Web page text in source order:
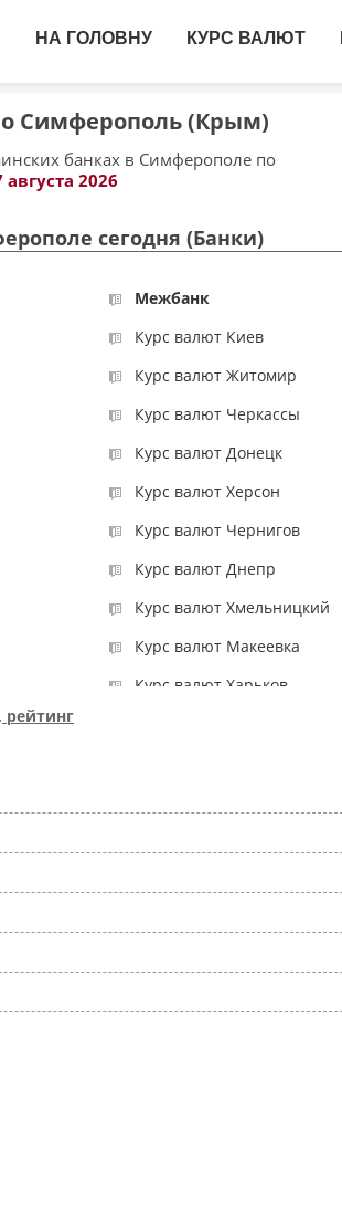
НА ГОЛОВНУ КУРС ВАЛЮТ
Симферополь (Крым)
банках в Симферополе по
2026
сегодня (Банки)
Межбанк
Курс валют Киев
Курс валют Житомир
Курс валют Черкассы
Курс валют Донецк
Курс валют Херсон
Курс валют Чернигов
Курс валют Днепр
Курс валют Хмельницкий
Курс валют Макеевка
Курс валют Харьков
Франковск
Курс валют Одесса
Курс валют Кривой Рог
Курс валют Луцк
Курс валют Львов
Курс валют Ровно